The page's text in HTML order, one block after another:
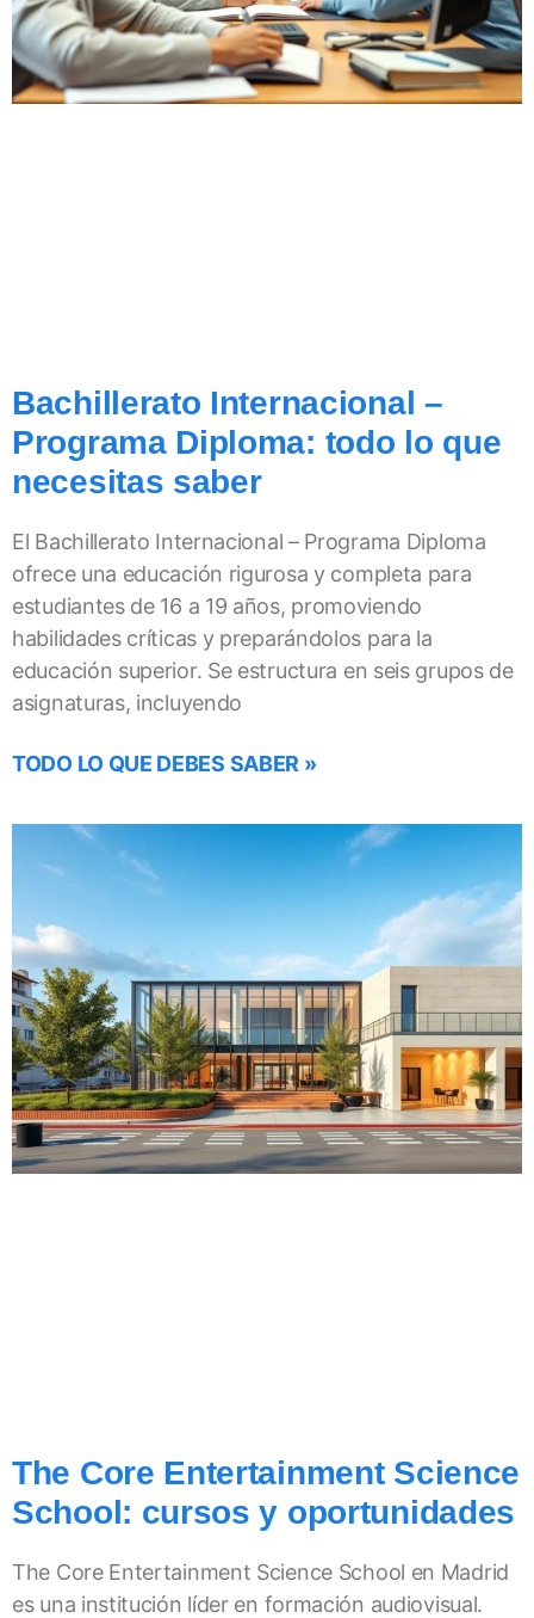
Bachillerato Internacional –
Programa Diploma: todo lo que
necesitas saber
El Bachillerato Internacional – Programa Diploma
ofrece una educación rigurosa y completa para
estudiantes de 16 a 19 años, promoviendo
habilidades críticas y preparándolos para la
educación superior. Se estructura en seis grupos de
asignaturas, incluyendo
TODO LO QUE DEBES SABER »
The Core Entertainment Science
School: cursos y oportunidades
The Core Entertainment Science School en Madrid
es una institución líder en formación audiovisual.